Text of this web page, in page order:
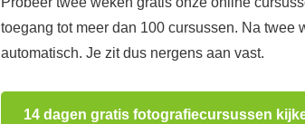
toegang tot meer dan 100 cursussen. Na twee
automatisch. Je zit dus nergens aan vast.
14 dagen gratis fotografiecursussen